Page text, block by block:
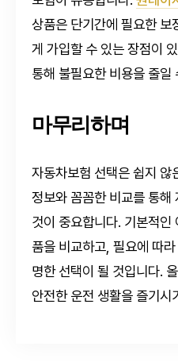
상품은 단기간에 필요한 보
게 가입할 수 있는 장점이
통해 불필요한 비용을 줄일
마무리하며
자동차보험 선택은 쉽지 않
정보와 꼼꼼한 비교를 통해
것이 중요합니다. 기본적
품을 비교하고, 필요에 따
명한 선택이 될 것입니다.
안전한 운전 생활을 즐기시